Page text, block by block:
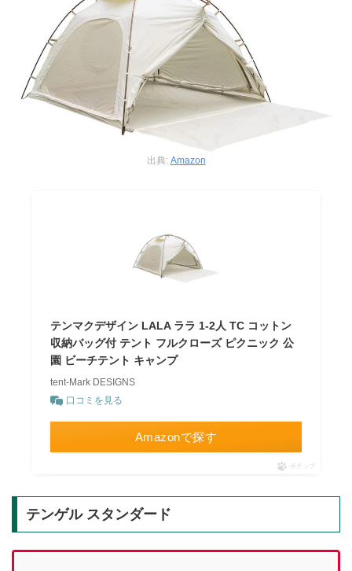
出典: Amazon
テンマクデザイン LALA ララ 1-2人 TC コットン
収納バッグ付 テント フルクローズ ピクニック 公
園 ビーチテント キャンプ
tent-Mark DESIGNS
口コミを見る
Amazonで探す
ポチップ
テンゲル スタンダード